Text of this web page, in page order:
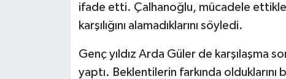
ifade etti. Çalhanoğlu, mücadele
karşılığını alamadıklarını söyledi.
Genç yıldız Arda Güler de karşılaşma
yaptı. Beklentilerin farkında